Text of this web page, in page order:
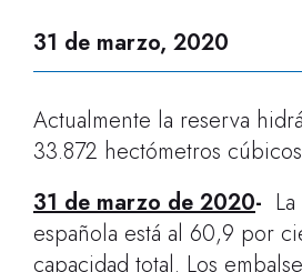
31 de marzo, 2020
Actualmente la reserva
33.872 hectómetros cúbicos
31 de marzo de 2020-
española está al 60,9 por
capacidad total. Los